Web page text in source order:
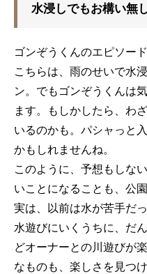
水浸しでもお構い無
ゴンぞうくんのエピソー
こちらは、雨のせいで水
ン。でもゴンぞうくんは
ます。もしかしたら、わ
いるのかも。パシャっと
かもしれませんね。
このように、予想もしな
いことになることも、公
実は、以前は水が苦手だ
水遊びにいくうちに、だ
どオーナーとの川遊びが
なものも、楽しさを見つ